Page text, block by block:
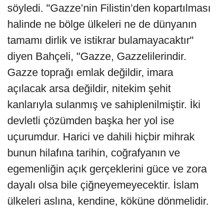
söyledi. "Gazze’nin Filistin’den kopartılması
halinde ne bölge ülkeleri ne de dünyanın
tamamı dirlik ve istikrar bulamayacaktır"
diyen Bahçeli, "Gazze, Gazzelilerindir.
Gazze toprağı emlak değildir, imara
açılacak arsa değildir, nitekim şehit
kanlarıyla sulanmış ve sahiplenilmiştir. İki
devletli çözümden başka her yol ise
uçurumdur. Harici ve dahili hiçbir mihrak
bunun hilafına tarihin, coğrafyanın ve
egemenliğin açık gerçeklerini güce ve zora
dayalı olsa bile çiğneyemeyecektir. İslam
ülkeleri aslına, kendine, köküne dönmelidir.